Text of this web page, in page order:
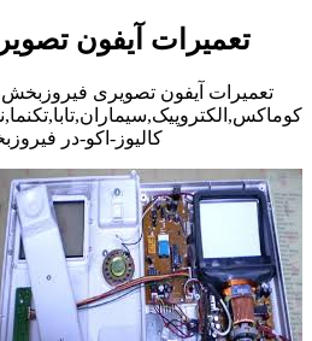
تعمیرات آیفون
تعمیرات آیفون تصویری
کالیوز-اکو-در